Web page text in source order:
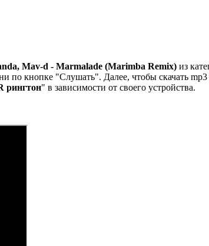
Mav-d - Marmalade (Marimba Remix) из
кнопке "Слушать". Далее, чтобы скачать
рингтон" в зависимости от своего устройства.